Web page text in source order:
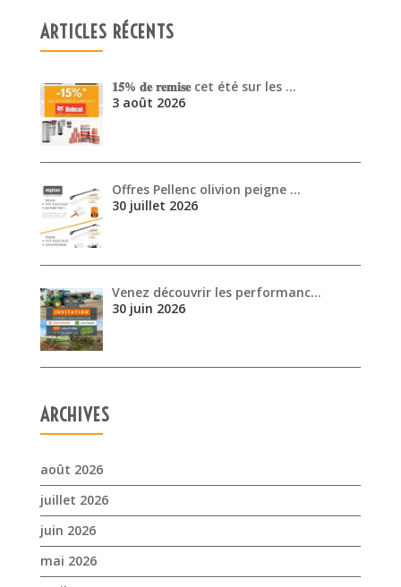
Offres Pellenc olivion peigne …
30 juin 2026
ARCHIVES
août 2026
juillet 2026
mai 2026
mars 2026
février 2026
janvier 2026
novembre 2025